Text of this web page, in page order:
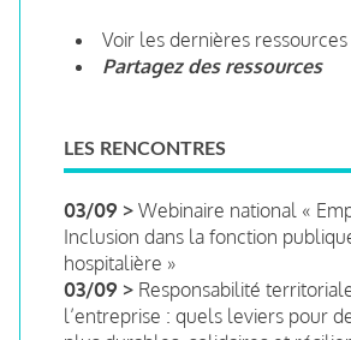
Voir les dernières ressources
Partagez des ressources
LES RENCONTRES
03/09 > Webinaire national «
Inclusion dans la fonction
hospitalière »
03/09 > Responsabilité
l’entreprise : quels leviers pour